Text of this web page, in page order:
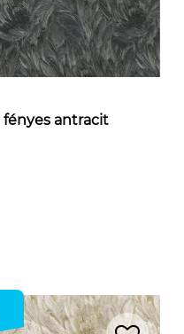
fényes antracit